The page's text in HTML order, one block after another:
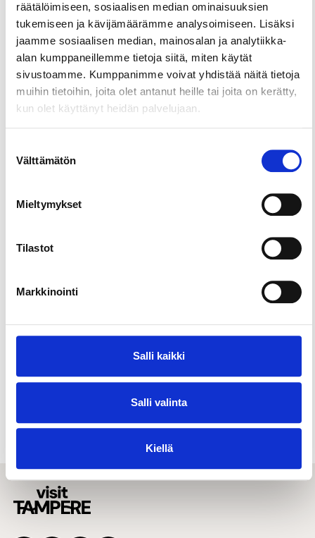
räätälöimiseen, sosiaalisen median ominaisuuksien
tukemiseen ja kävijämäärämme analysoimiseen. Lisäksi
jaamme sosiaalisen median, mainosalan ja analytiikka-
alan kumppaneillemme tietoja siitä, miten käytät
sivustoamme. Kumppanimme voivat yhdistää näitä tietoja
muihin tietoihin, joita olet antanut heille tai joita on kerätty,
kun olet käyttänyt heidän palvelujaan.
valinta
Välttämätön
Mieltymykset
Tilastot
Markkinointi
Salli kaikki
Salli valinta
Kiellä
Ohranjyvä on ehkäpä koko Suomen legendaarisin
kortteliravintola! Ohranjyvässä pääset nauttimaan
herkullisia klassikkoruokia sekä laadukkaita juomia.
Ravintolan sisustusta on juuri päivitetty perinteitä
kunnioittaen ja aito tunnelma ei ole hävinnyt
vähääkään. Meillä voit piipahtaa ihan vaan vaikka
katetulla takaterassilla. Viikoittain Ohranjyvässä
Myös muita tapahtumia aina silloin tällöin, live-
musiikista lähtien! Ehdottomasti käymisen
Baarit & yöelämä